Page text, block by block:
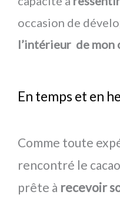
occasion de
l’intérieur de mon
En temps et en
Comme toute
rencontré le
prête à recevoir